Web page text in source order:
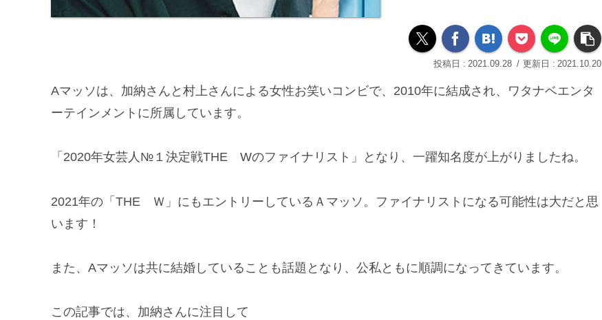
2021.09.28 2021.10.20
Aマッソは、加納さんと村上さんによる女性お笑いコンビで、2010年に結成され、ワタナベエンタ
ーテインメントに所属しています。
「2020年女芸人№１決定戦THE Wのファイナリスト」となり、一躍知名度が上がりましたね。
2021年の「THE Ｗ」にもエントリーしているＡマッソ。ファイナリストになる可能性は大だと思
います！
また、Aマッソは共に結婚していることも話題となり、公私ともに順調になってきています。
この記事では、加納さんに注目して